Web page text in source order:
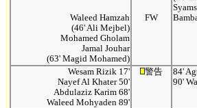
Waleed Hamzah
(46' Ali Mejbel)
Mohamed Gholam
Jamal Jouhar
(63' Magid Mohamed)
FW
Wesam Rizik 17'
Nayef Al Khater 50'
Abdulaziz Karim 68'
Waleed Mohyaden 89'
警告
84'
90'